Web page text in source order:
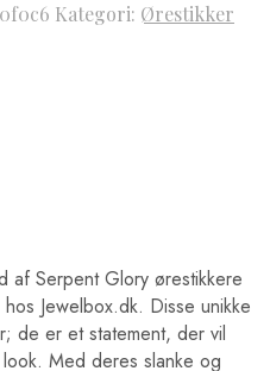
Kategori: Ørestikker
af Serpent Glory ørestikkere
Jewelbox.dk. Disse unikke
de er et statement, der vil
Med deres slanke og